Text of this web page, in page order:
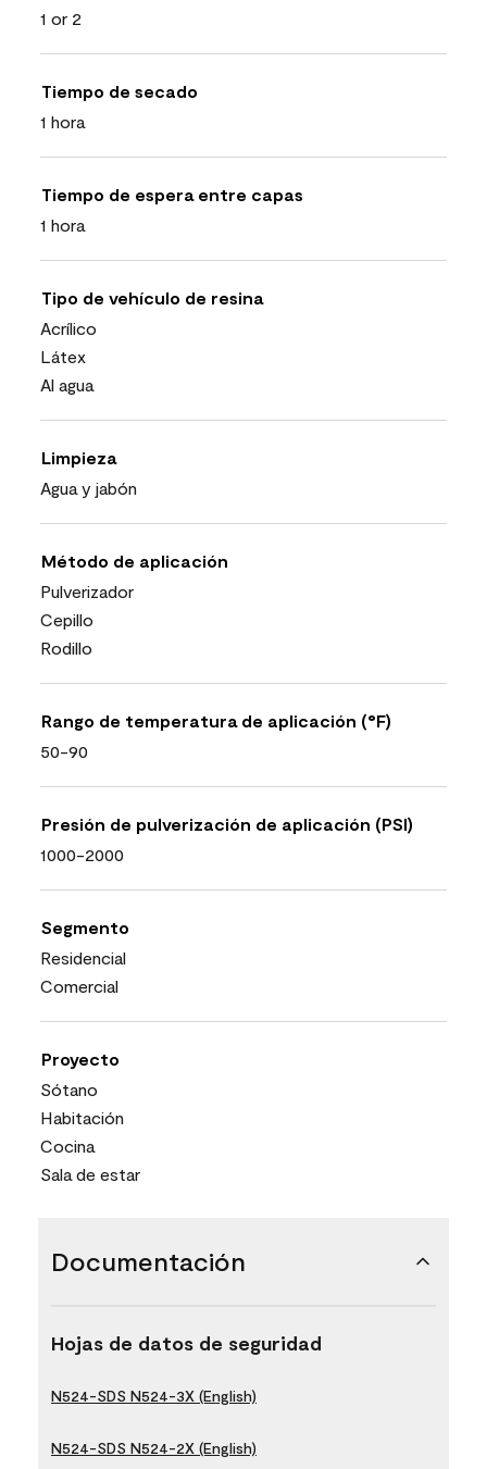
1 or 2
Tiempo de secado
1 hora
Tiempo de espera entre capas
1 hora
Tipo de vehículo de resina
Acrílico
Látex
Al agua
Limpieza
Agua y jabón
Método de aplicación
Pulverizador
Cepillo
Rodillo
Rango de temperatura de aplicación (°F)
50-90
Presión de pulverización de aplicación (PSI)
1000-2000
Segmento
Residencial
Comercial
Proyecto
Sótano
Habitación
Cocina
Sala de estar
Documentación
Hojas de datos de seguridad
N524-SDS N524-3X (English)
N524-SDS N524-2X (English)